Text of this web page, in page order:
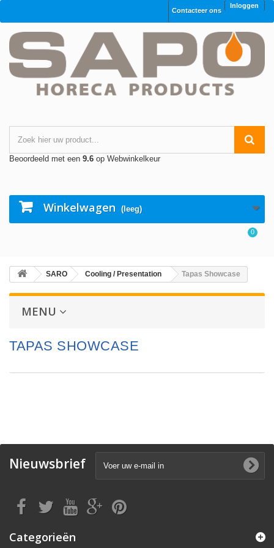
Inloggen
Contacteer ons
Beoordeeld met een 9.6 op Webwinkelkeur
Winkelwagen (leeg)
0
SARO Cooling / Presentation Tapas Showcase
MENU
TAPAS SHOWCASE
Nieuwsbrief
Categorieën